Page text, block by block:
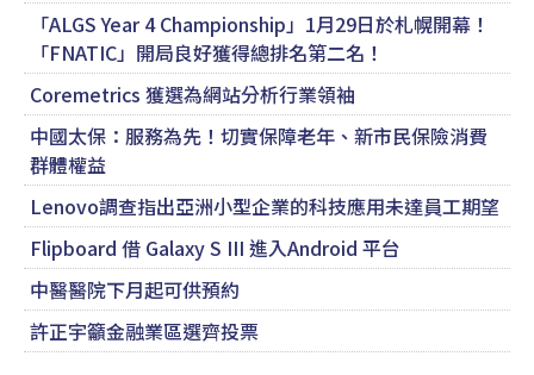
「ALGS Year 4 Championship」1月29日於札幌開幕！
「FNATIC」開局良好獲得總排名第二名！
Coremetrics 獲選為網站分析行業領袖
中國太保：服務為先！切實保障老年、新市民保險消費
群體權益
Lenovo調查指出亞洲小型企業的科技應用未達員工期望
Flipboard 借 Galaxy S III 進入Android 平台
中醫醫院下月起可供預約
許正宇籲金融業區選齊投票